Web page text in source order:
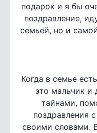
подарок и я бы
поздравление,
семьей, но и
Когда в семье
это мальчик и
тайнами,
поздравления
своими словами.